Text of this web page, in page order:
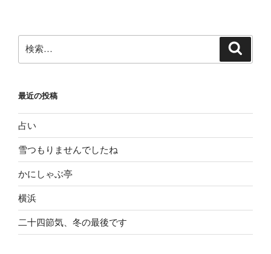
b
o
t
索:
最近の投稿
占い
雪つもりませんでしたね
かにしゃぶ亭
横浜
二十四節気、冬の最後です